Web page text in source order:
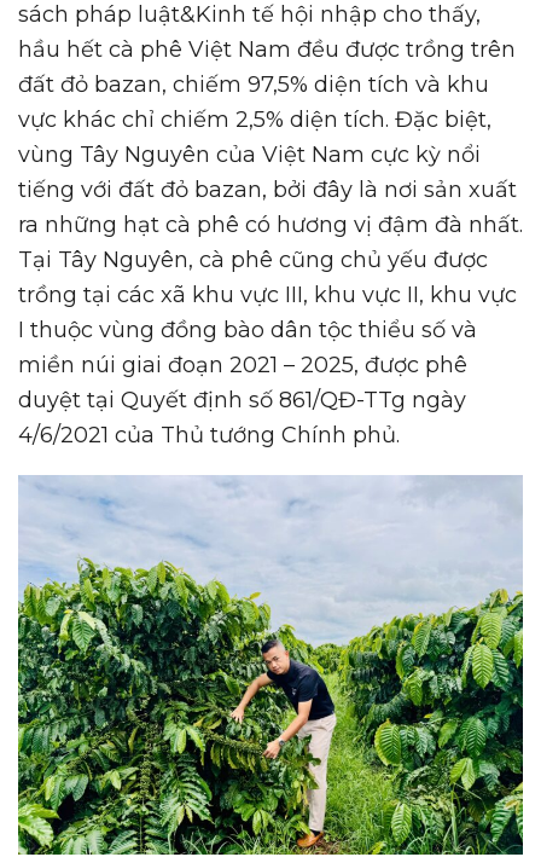
sách pháp luật&Kinh tế hội nhập cho thấy,
hầu hết cà phê Việt Nam đều được trồng trên
đất đỏ bazan, chiếm 97,5% diện tích và khu
vực khác chỉ chiếm 2,5% diện tích. Đặc biệt,
vùng Tây Nguyên của Việt Nam cực kỳ nổi
tiếng với đất đỏ bazan, bởi đây là nơi sản xuất
ra những hạt cà phê có hương vị đậm đà nhất.
Tại Tây Nguyên, cà phê cũng chủ yếu được
trồng tại các xã khu vực III, khu vực II, khu vực
I thuộc vùng đồng bào dân tộc thiểu số và
miền núi giai đoạn 2021 – 2025, được phê
duyệt tại Quyết định số 861/QĐ-TTg ngày
4/6/2021 của Thủ tướng Chính phủ.